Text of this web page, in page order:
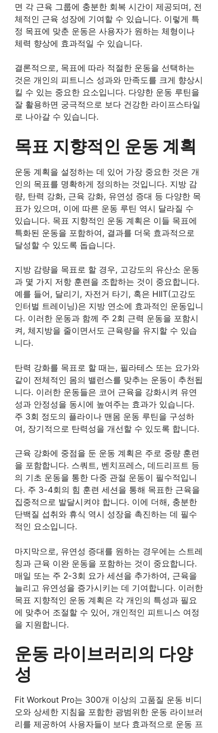
면 각 근육 그룹에 충분한 회복 시간이 제공되며, 전
체적인 근육 성장에 기여할 수 있습니다. 이렇게 특
정 목표에 맞춘 운동은 사용자가 원하는 체형이나
체력 향상에 효과적일 수 있습니다.
결론적으로, 목표에 따라 적절한 운동을 선택하는
것은 개인의 피트니스 성과와 만족도를 크게 향상시
킬 수 있는 중요한 요소입니다. 다양한 운동 루틴을
잘 활용하면 궁극적으로 보다 건강한 라이프스타일
로 나아갈 수 있습니다.
목표 지향적인 운동 계획
운동 계획을 설정하는 데 있어 가장 중요한 것은 개
인의 목표를 명확하게 정의하는 것입니다. 지방 감
량, 탄력 강화, 근육 강화, 유연성 증대 등 다양한 목
표가 있으며, 이에 따른 운동 루틴 역시 달라질 수
있습니다. 목표 지향적인 운동 계획은 이들 목표에
특화된 운동을 포함하여, 결과를 더욱 효과적으로
달성할 수 있도록 돕습니다.
지방 감량을 목표로 할 경우, 고강도의 유산소 운동
과 몇 가지 저항 훈련을 조합하는 것이 중요합니다.
예를 들어, 달리기, 자전거 타기, 혹은 HIIT(고강도
인터벌 트레이닝)은 지방 연소에 효과적인 운동입니
다. 이러한 운동과 함께 주 2회 근력 운동을 포함시
켜, 체지방을 줄이면서도 근육량을 유지할 수 있습
니다.
탄력 강화를 목표로 할 때는, 필라테스 또는 요가와
같이 전체적인 몸의 밸런스를 맞추는 운동이 추천됩
니다. 이러한 운동들은 코어 근육을 강화시켜 유연
성과 안정성을 동시에 높여주는 효과가 있습니다.
주 3회 정도의 플라이나 맨몸 운동 루틴을 구성하
여, 장기적으로 탄력성을 개선할 수 있도록 합니다.
근육 강화에 중점을 둔 운동 계획은 주로 중량 훈련
을 포함합니다. 스쿼트, 벤치프레스, 데드리프트 등
의 기초 운동을 통한 다중 관절 운동이 필수적입니
다. 주 3-4회의 힘 훈련 세션을 통해 목표한 근육을
집중적으로 발달시켜야 합니다. 이에 더해, 충분한
단백질 섭취와 휴식 역시 성장을 촉진하는 데 필수
적인 요소입니다.
마지막으로, 유연성 증대를 원하는 경우에는 스트레
칭과 근육 이완 운동을 포함하는 것이 중요합니다.
매일 또는 주 2-3회 요가 세션을 추가하여, 근육을
늘리고 유연성을 증가시키는 데 기여합니다. 이러한
목표 지향적인 운동 계획은 각 개인의 특성과 필요
에 맞추어 조절할 수 있어, 개인적인 피트니스 여정
을 지원합니다.
운동 라이브러리의 다양
성
Fit Workout Pro는 300개 이상의 고품질 운동 비디
오와 상세한 지침을 포함한 광범위한 운동 라이브러
리를 제공하여 사용자들이 보다 효과적으로 운동 프